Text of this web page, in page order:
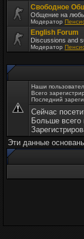
Свободное
Общение на
Модератор
English Forum
Discussions and
Модератор
Наши
Всего
Последний
Сейчас
Больше всего
Эти данные